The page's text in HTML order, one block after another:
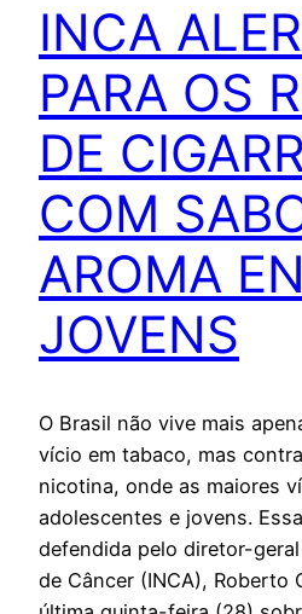
INCA
PARA OS
DE
COM
AROMA
JOVENS
O Brasil não vive mais
vício em tabaco, mas
nicotina, onde as maiores
adolescentes e jovens.
defendida pelo diretor-
de Câncer (INCA), Roberto